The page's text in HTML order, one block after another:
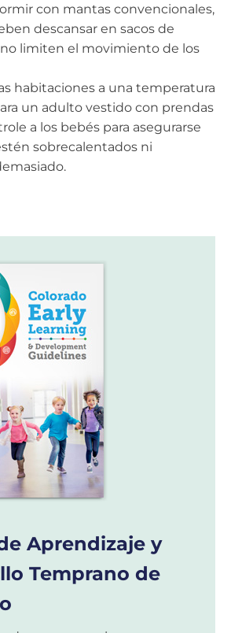
con mantas convencionales,
descansar en sacos de
limiten el movimiento de los
habitaciones a una temperatura
un adulto vestido con prendas
a los bebés para asegurarse
sobrecalentados ni
Aprendizaje y
Temprano de